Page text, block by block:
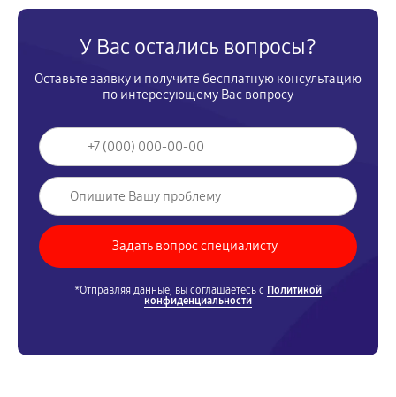
У Вас остались вопросы?
Оставьте заявку и получите бесплатную консультацию
по интересующему Вас вопросу
*Отправляя данные, вы соглашаетесь с Политикой
конфиденциальности